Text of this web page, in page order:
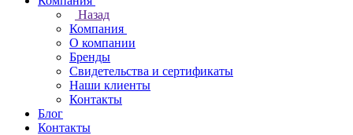
Назад
Компания
О компании
Бренды
Свидетельства и сертификаты
Наши клиенты
Контакты
Блог
Контакты